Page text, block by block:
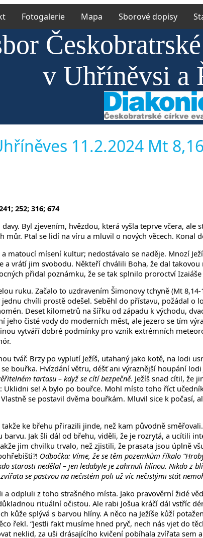
Fotogalerie Mapa Sborové dopisy
v Uhříněvsi a
11.2.2024 Mt
252; 316; 674
Byl zjevením, hvězdou, která vyšla teprve včera,
Ptal se lidí na víru a mluvil o nových věcech.
matoucí mísení kultur; nedostávalo se naděje. Mnozí
a vrátí jim svobodu. Někteří chválili Boha, že dal
přidal poznámku, že se tak splnilo proroctví
ruku. Začalo to uzdravením Šimonovy tchyně (Mt
chvíli prostě odešel. Seběhl do přístavu, požádal
Deset kilometrů na šířku od západu k východu,
čisté vody do moderních měst, ale jezero se tím
vytváří dobré podmínky pro vznik extrémních
tvář. Brzy po vyplutí Ježíš, utahaný jako kotě, na
bouřka. Hvízdání větru, déšť ani výraznější houpání
tartasu – když se cítí bezpečně. Ježíš snad cítil, že
se! A bylo po bouřce. Mohl místo toho říct
se postavil dvěma bouřkám. Mluvil sice k
ke břehu přirazili jinde, než kam původně
Jak šli dál od břehu, viděli, že je rozrytá, a ucítili
jim chvilku trvalo, než zjistili, že prasata jsou úplně
Odbočka: Víme, že se těm pozemkům říkalo
starosti nedělal – jen ledabyle je zahrnuli hlínou. Nikdo z
se pastvou na nečistém poli už víc nečistými stát
odpluli z toho strašného místa. Jako pravověrní židé
rituální očistou. Ale rabi Jošua kráčí dál vstříc
kůže splývá s barvou hlíny. A něco na Ježíše kůží
řekl. “Jestli fakt musíme hned pryč, nech nás vjet do
neklid, za uši drásajícího kvičení pobíhala zvířata